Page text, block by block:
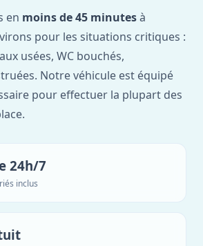
en moins de 45 minutesà
pour les situations critiques :
usées, WC bouchés,
Notre véhicule est équipé
pour effectuer la plupart des
24h/7
inclus